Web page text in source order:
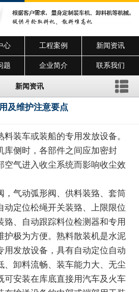
心 工程案例 新闻资讯
题 企业简介 联系我们
新闻资讯
及维护注意要点
装车或装船的专用发放设备。
库侧时，各部件之间应加密封
空气进入收尘系统而影响收尘效
，气动弧形阀、供料装臵、套筒
动定位松绳开关装臵、上限限位
臵、自动跟踪料位检测器和专用
护极为方便。熟料散装机是水泥
用发放设备，具有自动定位自动
、卸料流畅、装车能力大、无尘
可安装在库底直接用汽车及火车